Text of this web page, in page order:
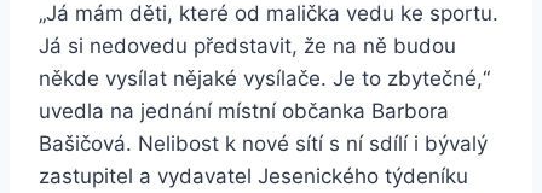
„Já mám děti, které od malička vedu ke sportu.
Já si nedovedu představit, že na ně budou
někde vysílat nějaké vysílače. Je to zbytečné,“
uvedla na jednání místní občanka Barbora
Bašičová. Nelibost k nové sítí s ní sdílí i bývalý
zastupitel a vydavatel Jesenického týdeníku